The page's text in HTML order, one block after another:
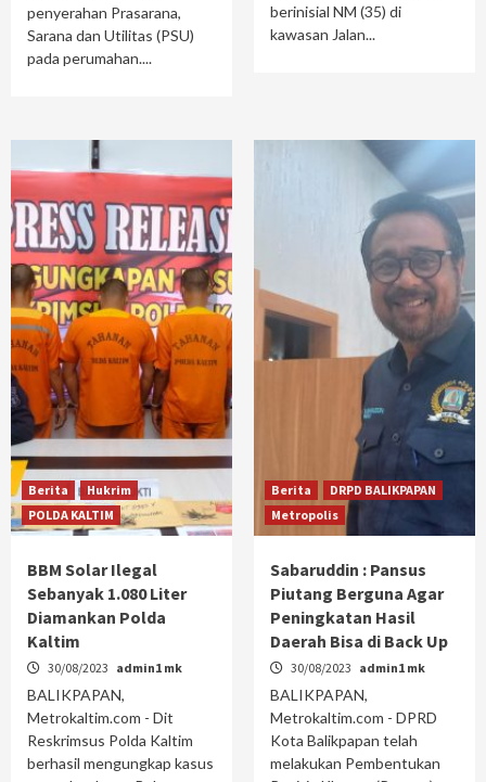
penyerahan Prasarana,
Sarana dan Utilitas (PSU)
pada perumahan....
berinisial NM (35) di
kawasan Jalan...
Berita
Hukrim
POLDA KALTIM
BBM Solar Ilegal
Sebanyak 1.080 Liter
Diamankan Polda
Kaltim
30/08/2023 admin1 mk
BALIKPAPAN,
Metrokaltim.com - Dit
Reskrimsus Polda Kaltim
berhasil mengungkap kasus
Berita
DRPD BALIKPAPAN
Metropolis
Sabaruddin : Pansus
Piutang Berguna Agar
Peningkatan Hasil
Daerah Bisa di Back Up
30/08/2023 admin1 mk
BALIKPAPAN,
Metrokaltim.com - DPRD
Kota Balikpapan telah
melakukan Pembentukan